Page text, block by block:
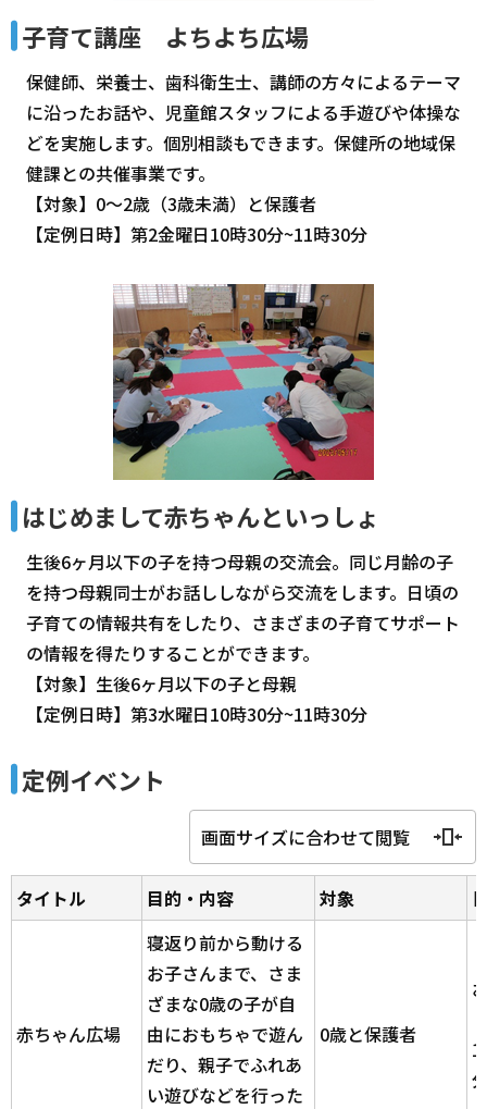
子育て講座 よちよち広場
保健師、栄養士、歯科衛生士、講師の方々によるテーマ
に沿ったお話や、児童館スタッフによる手遊びや体操な
どを実施します。個別相談もできます。保健所の地域保
健課との共催事業です。
【対象】0～2歳（3歳未満）と保護者
【定例日時】第2金曜日10時30分~11時30分
はじめまして赤ちゃんといっしょ
生後6ヶ月以下の子を持つ母親の交流会。同じ月齢の子
を持つ母親同士がお話ししながら交流をします。日頃の
子育ての情報共有をしたり、さまざまの子育てサポート
の情報を得たりすることができます。
【対象】生後6ヶ月以下の子と母親
【定例日時】第3水曜日10時30分~11時30分
定例イベント
画面サイズに合わせて閲覧
タイトル 目的・内容 対象
赤ちゃん広場
寝返り前から動ける
お子さんまで、さま
ざまな0歳の子が自
由におもちゃで遊ん
だり、親子でふれあ
い遊びなどを行った
0歳と保護者